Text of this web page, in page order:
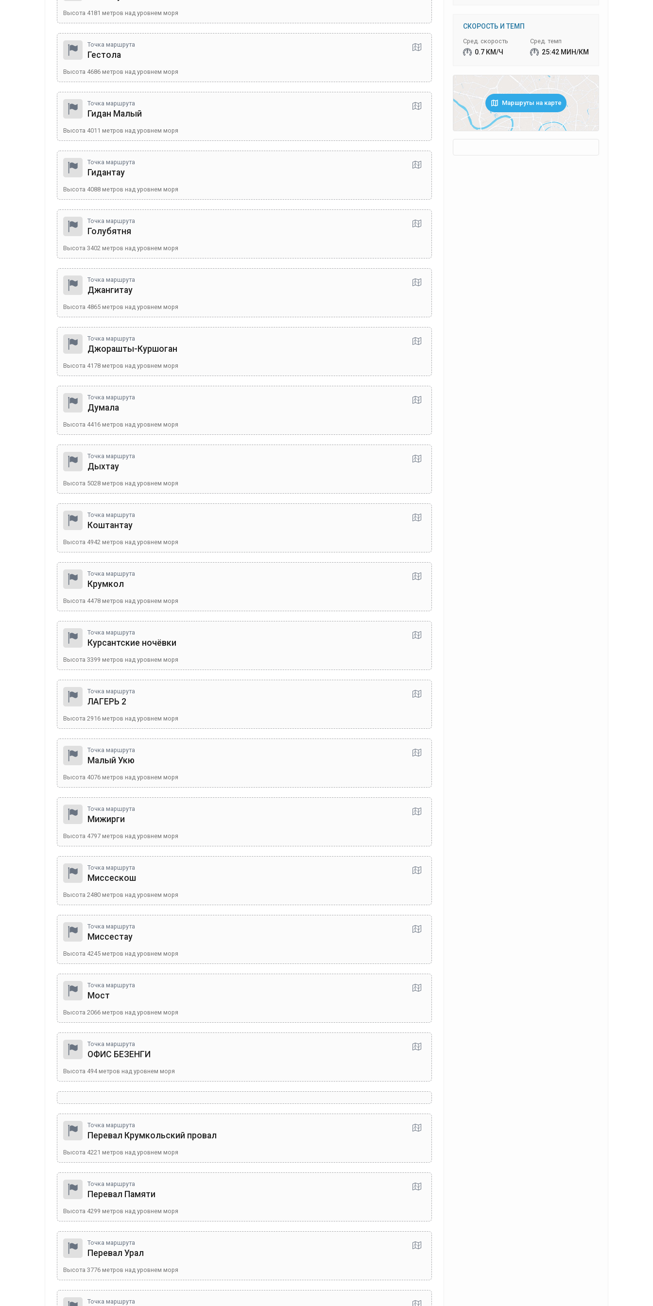
Высота 4181 метров над уровнем моря
Точка маршрута
Гестола
Высота 4686 метров над уровнем моря
Точка маршрута
Гидан Малый
Высота 4011 метров над уровнем моря
Точка маршрута
Гидантау
Высота 4088 метров над уровнем моря
Точка маршрута
Голубятня
Высота 3402 метров над уровнем моря
Точка маршрута
Джангитау
Высота 4865 метров над уровнем моря
Точка маршрута
Джорашты-Куршоган
Высота 4178 метров над уровнем моря
Точка маршрута
Думала
Высота 4416 метров над уровнем моря
Точка маршрута
Дыхтау
Высота 5028 метров над уровнем моря
Точка маршрута
Коштантау
Высота 4942 метров над уровнем моря
Точка маршрута
Крумкол
Высота 4478 метров над уровнем моря
Точка маршрута
Курсантские ночёвки
Высота 3399 метров над уровнем моря
Точка маршрута
ЛАГЕРЬ 2
Высота 2916 метров над уровнем моря
Точка маршрута
Малый Укю
Высота 4076 метров над уровнем моря
Точка маршрута
Мижирги
Высота 4797 метров над уровнем моря
Точка маршрута
Миссескош
Высота 2480 метров над уровнем моря
Точка маршрута
Миссестау
Высота 4245 метров над уровнем моря
Точка маршрута
Мост
Высота 2066 метров над уровнем моря
Точка маршрута
ОФИС БЕЗЕНГИ
Высота 494метров над уровнем моря
Точка маршрута
Перевал Крумкольский провал
Высота 4221 метров над уровнем моря
Точка маршрута
Перевал Памяти
Высота 4299 метров над уровнем моря
Точка маршрута
Перевал Урал
Высота 3776 метров над уровнем моря
Точка маршрута
СКОРОСТЬ И ТЕМП
Сред. скорость
0.7 КМ/Ч
Сред. темп
25:42 МИН/КМ
Маршруты на карте